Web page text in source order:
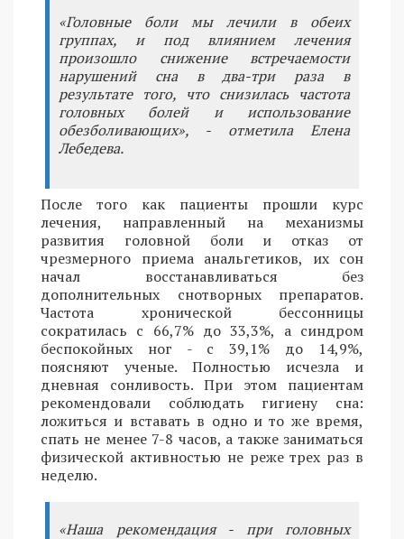
«Головные боли мы лечили в обеих
группах, и под влиянием лечения
произошло снижение встречаемости
нарушений сна в два-три раза в
результате того, что снизилась частота
головных болей и использование
обезболивающих», - отметила Елена
Лебедева.
После того как пациенты прошли курс
лечения, направленный на механизмы
развития головной боли и отказ от
чрезмерного приема анальгетиков, их сон
начал восстанавливаться без
дополнительных снотворных препаратов.
Частота хронической бессонницы
сократилась с 66,7% до 33,3%, а синдром
беспокойных ног - с 39,1% до 14,9%,
поясняют ученые. Полностью исчезла и
дневная сонливость. При этом пациентам
рекомендовали соблюдать гигиену сна:
ложиться и вставать в одно и то же время,
спать не менее 7-8 часов, а также заниматься
физической активностью не реже трех раз в
неделю.
«Наша рекомендация - при головных